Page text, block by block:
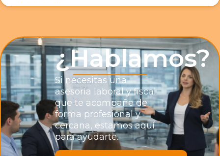
¿Hablamos?
Si necesitas una
asesoría laboral y fiscal
que te acompañe de
forma profesional y
cercana, estamos aquí
para ayudarte.